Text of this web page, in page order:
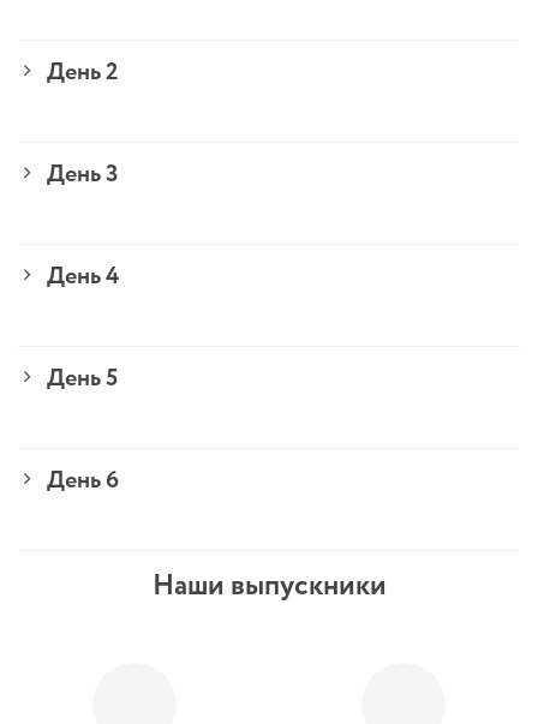
День 2
День 3
День 4
День 5
День 6
Наши выпускники